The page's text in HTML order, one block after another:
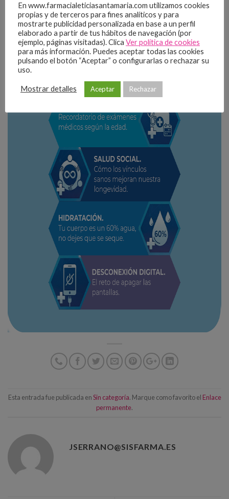
Esta entrada fue publicada enSin categoría. Marque como favorito el Enlace
permanente.
JSERRANO@SISFARMA.ES
En www.farmacialeticiasantamaria.com utilizamos cookies
propias y de terceros para fines analíticos y para
mostrarte publicidad personalizada en base a un perfil
elaborado a partir de tus hábitos de navegación (por
ejemplo, páginas visitadas). Clica Ver política de cookies
para más información. Puedes aceptar todas las cookies
pulsando el botón “Aceptar” o configurarlas o rechazar su
uso.
Mostrar detalles Aceptar Rechazar